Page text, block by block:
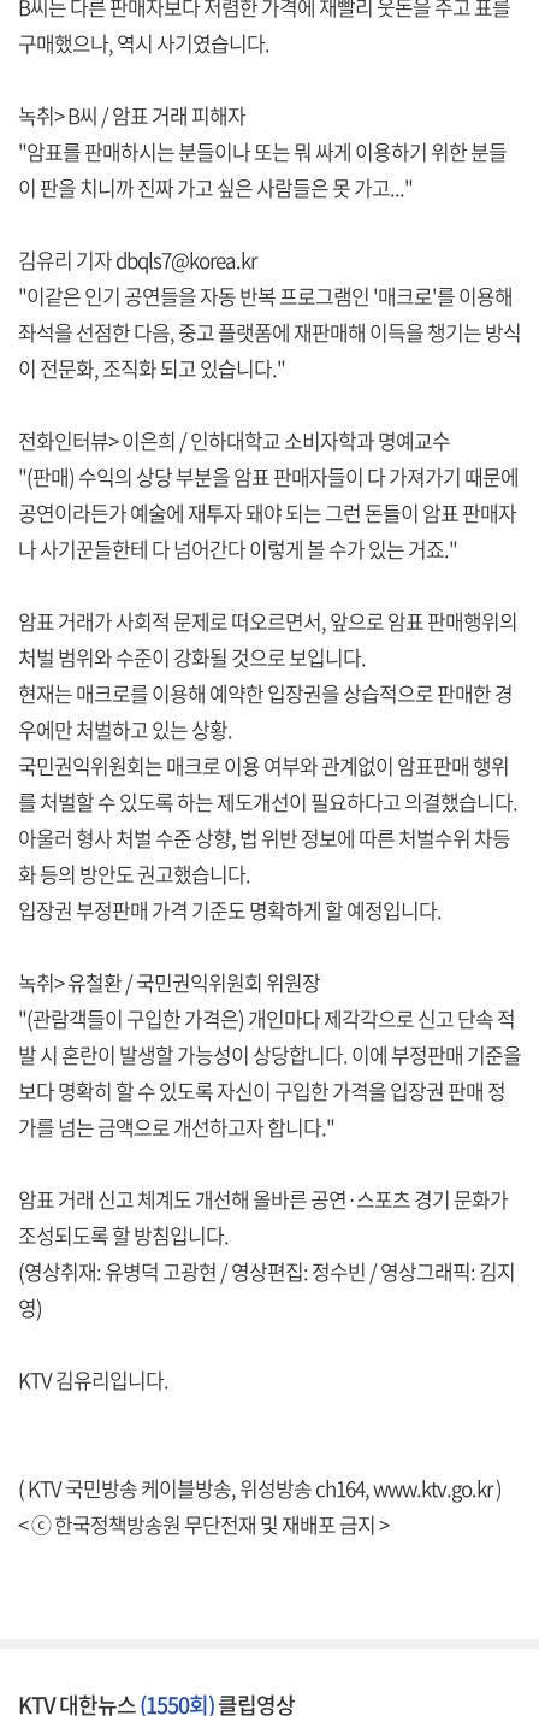
B씨는 다른 판매자보다 저렴한 가격에 재빨리 웃돈을 주고 표를
구매했으나, 역시 사기였습니다.
녹취> B씨 / 암표 거래 피해자
"암표를 판매하시는 분들이나 또는 뭐 싸게 이용하기 위한 분들
이 판을 치니까 진짜 가고 싶은 사람들은 못 가고..."
김유리 기자 dbqls7@korea.kr
"이같은 인기 공연들을 자동 반복 프로그램인 '매크로'를 이용해
좌석을 선점한 다음, 중고 플랫폼에 재판매해 이득을 챙기는 방식
이 전문화, 조직화 되고 있습니다."
전화인터뷰> 이은희 / 인하대학교 소비자학과 명예교수
"(판매) 수익의 상당 부분을 암표 판매자들이 다 가져가기 때문에
공연이라든가 예술에 재투자 돼야 되는 그런 돈들이 암표 판매자
나 사기꾼들한테 다 넘어간다 이렇게 볼 수가 있는 거죠."
암표 거래가 사회적 문제로 떠오르면서, 앞으로 암표 판매행위의
처벌 범위와 수준이 강화될 것으로 보입니다.
현재는 매크로를 이용해 예약한 입장권을 상습적으로 판매한 경
우에만 처벌하고 있는 상황.
국민권익위원회는 매크로 이용 여부와 관계없이 암표판매 행위
를 처벌할 수 있도록 하는 제도개선이 필요하다고 의결했습니다.
아울러 형사 처벌 수준 상향, 법 위반 정보에 따른 처벌수위 차등
화 등의 방안도 권고했습니다.
입장권 부정판매 가격 기준도 명확하게 할 예정입니다.
녹취> 유철환 / 국민권익위원회 위원장
"(관람객들이 구입한 가격은) 개인마다 제각각으로 신고 단속 적
발 시 혼란이 발생할 가능성이 상당합니다. 이에 부정판매 기준을
보다 명확히 할 수 있도록 자신이 구입한 가격을 입장권 판매 정
가를 넘는 금액으로 개선하고자 합니다."
암표 거래 신고 체계도 개선해 올바른 공연·스포츠 경기 문화가
조성되도록 할 방침입니다.
(영상취재: 유병덕 고광현 / 영상편집: 정수빈 / 영상그래픽: 김지
영)
KTV 김유리입니다.
( KTV 국민방송 케이블방송, 위성방송 ch164,www.ktv.go.kr)
< ⓒ 한국정책방송원 무단전재 및 재배포 금지 >
KTV 대한뉴스(1550회)클립영상